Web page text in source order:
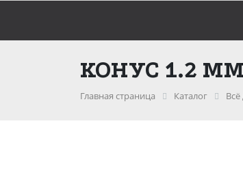
КОНУС 1.2
Главная страница Каталог